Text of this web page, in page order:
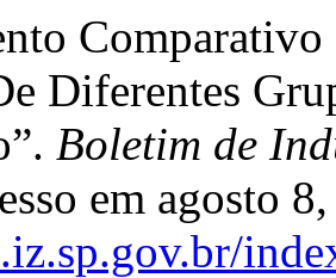
Diferentes
Boletim de
em agosto